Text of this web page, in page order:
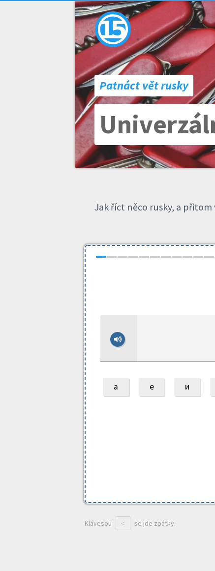
Patnáct vět rusky
Jak říct něco rusky, a
а е и
Klávesou < se jde zpátky.